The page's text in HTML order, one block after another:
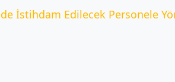
İstihdam Edilecek Personele